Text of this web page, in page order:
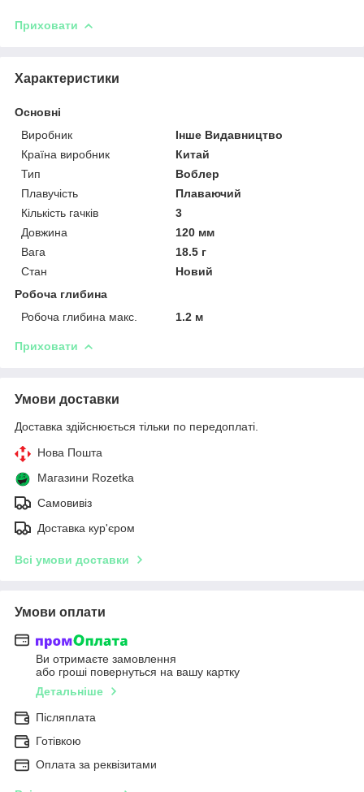
Приховати
Характеристики
Основні
Виробник
Інше Видавництво
Країна виробник
Китай
Тип
Воблер
Плавучість
Плаваючий
Кількість гачків
3
Довжина
120 мм
Вага
18.5 г
Стан
Новий
Робоча глибина
Робоча глибина макс.
1.2 м
Приховати
Умови доставки
Доставка здійснюється тільки по передоплаті.
Нова Пошта
Магазини Rozetka
Самовивіз
Доставка кур'єром
Всі умови доставки
Умови оплати
Ви отримаєте замовлення
або гроші повернуться на вашу картку
Детальніше
Післяплата
Готівкою
Оплата за реквізитами